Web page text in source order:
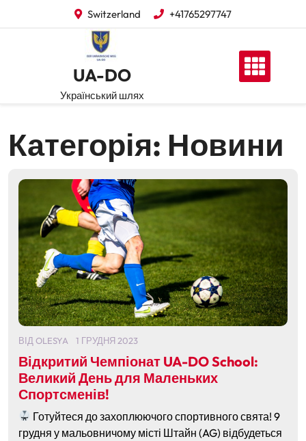
Switzerland +41765297747
UA-DO
Український шлях
Категорія: Новини
ВІД OLESYA 1 ГРУДНЯ 2023
Відкритий Чемпіонат UA-DO School:
Великий День для Маленьких
Спортсменів!
Готуйтеся до захоплюючого спортивного свята! 9
грудня у мальовничому місті Штайн (AG) відбудеться